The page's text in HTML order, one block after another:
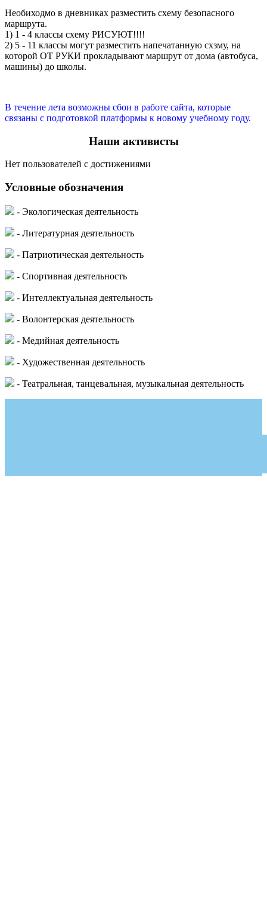
Необиходмо в дневниках разместить схему безопасного
маршрута.
1) 1 - 4 классы схему РИСУЮТ!!!!
2) 5 - 11 классы могут разместить напечатанную схзму, на
которой ОТ РУКИ прокладывают маршрут от дома (автобуса,
машины) до школы.
В течение лета возможны сбои в работе сайта, которые
связаны с подготовкой платформы к новому учебному году.
Наши активисты
Нет пользователей с достижениями
Условные обозначения
- Экологическая деятельность
- Литературная деятельность
- Патриотическая деятельность
- Спортивная деятельность
- Интеллектуальная деятельность
- Волонтерская деятельность
- Медийная деятельность
- Художественная деятельность
- Театральная, танцевальная, музыкальная деятельность